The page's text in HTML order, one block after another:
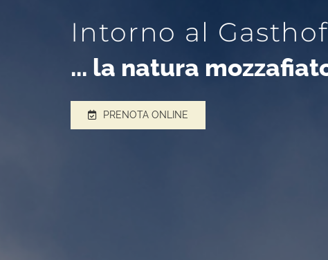
Intorno al
... la natura
PRENOTA ONLINE